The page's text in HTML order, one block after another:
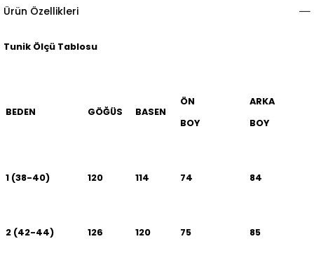
Ürün Özellikleri
Tunik Ölçü Tablosu
BEDEN GÖĞÜS BASEN
ÖN
BOY
ARKA
BOY
1 (38-40) 120 114 74 84
2 (42-44) 126 120 75 85